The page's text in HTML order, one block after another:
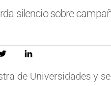
silencio sobre
de Universidades y